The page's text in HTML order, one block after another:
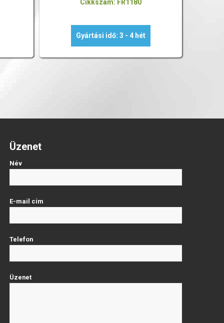
Cikkszám: FR1180
Gyártási idő: 3 - 4 hét
Üzenet
Név
E-mail cím
Telefon
Üzenet